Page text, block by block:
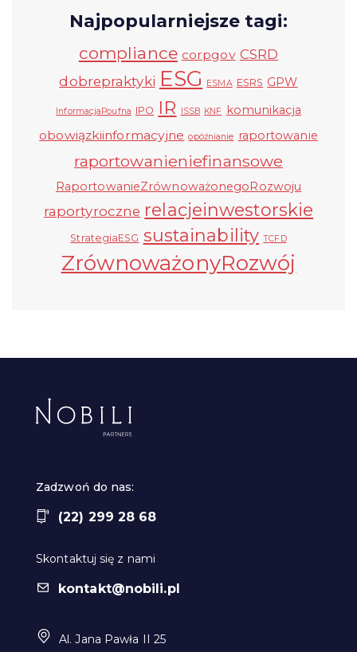
Najpopularniejsze tagi:
compliance corpgov CSRD
dobrepraktyki ESG ESMA ESRS GPW
InformacjaPoufna IPO IR ISSB KNF komunikacja
obowiązkiinformacyjne opóźnianie raportowanie
raportowanieniefinansowe
RaportowanieZrównoważonegoRozwoju
raportyroczne relacjeinwestorskie
StrategiaESG sustainability TCFD
ZrównoważonyRozwój
Al. Jana Pawła II 25
Zadzwoń do nas:
(22) 299 28 68
Skontaktuj się z nami
kontakt@nobili.pl